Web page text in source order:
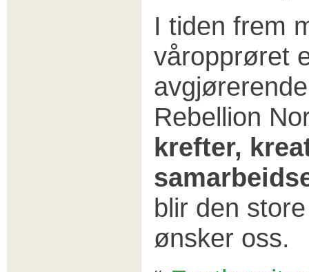
I tiden frem
våropprøret
Rebellion
krefter,
blir den
ønsker oss.